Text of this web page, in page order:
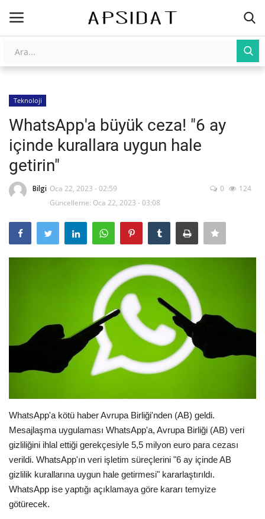
Giriş Kayıt Ol
AnaSayfa
İletişim
Yapay Zeka
Üniversite Yayınları
Tarım
Tubitak
Teknoloji Kurumu
Yazılım Dilleri
Programlar
Teknoloji
WhatsApp'a büyük ceza! "6 ay
içinde kurallara uygun hale
getirin"
Bilgi Oca 22, 2023 - 02:59
Güncelleme: Oca 22, 2023 - 03:08
0 124
WhatsApp'a kötü haber Avrupa Birliği'nden (AB) geldi.
Mesajlaşma uygulaması WhatsApp'a, Avrupa Birliği (AB) veri
gizliliğini ihlal ettiği gerekçesiyle 5,5 milyon euro para cezası
verildi. WhatsApp'ın veri işletim süreçlerini "6 ay içinde AB
gizlilik kurallarına uygun hale getirmesi" kararlaştırıldı.
WhatsApp ise yaptığı açıklamaya göre kararı temyize
götürecek.